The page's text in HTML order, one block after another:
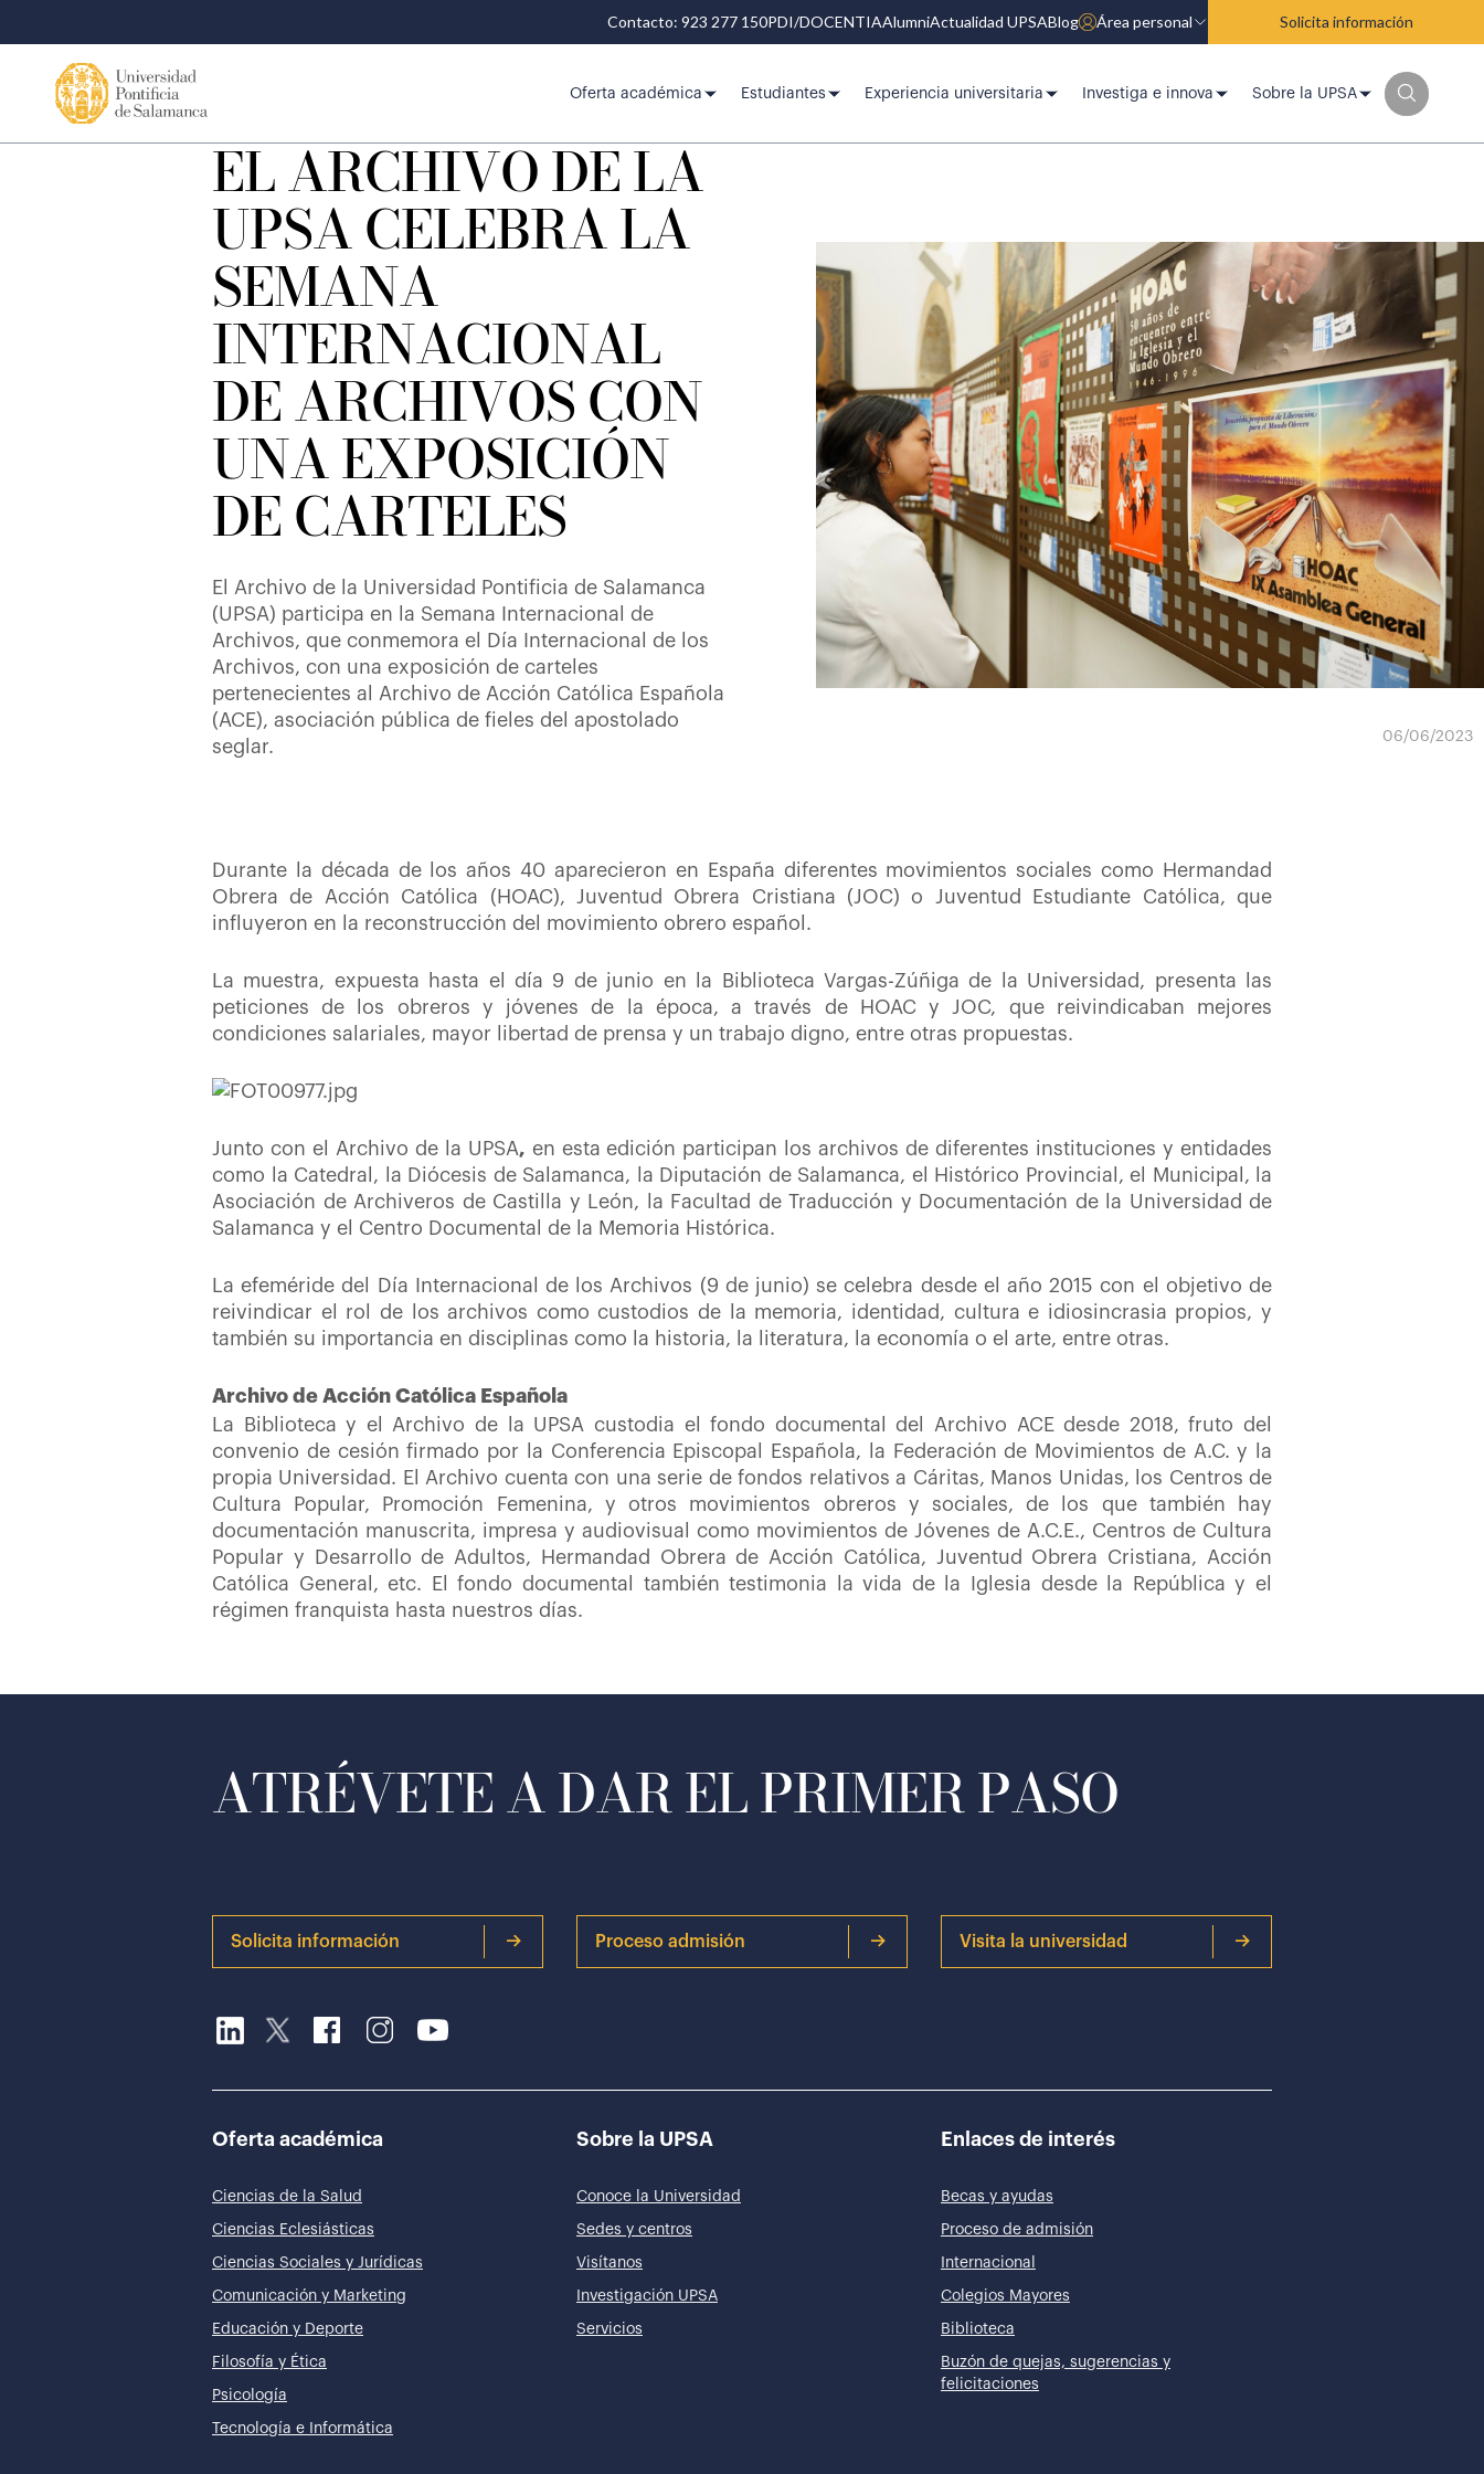
Contacto: 923 277 150PDI/DOCENTIAAlumniActualidad UPSABlog Área personal Solicita información
Oferta académica Estudiantes Experiencia universitaria Investiga e innova Sobre la UPSA
EL ARCHIVO DE LA
UPSA CELEBRA LA
SEMANA
INTERNACIONAL
DE ARCHIVOS CON
UNA EXPOSICIÓN
DE CARTELES
El Archivo de la Universidad Pontificia de Salamanca
(UPSA) participa en la Semana Internacional de
Archivos, que conmemora el Día Internacional de los
Archivos, con una exposición de carteles
pertenecientes al Archivo de Acción Católica Española
(ACE), asociación pública de fieles del apostolado
seglar.
06/06/2023
Durante la década de los años 40 aparecieron en España diferentes movimientos sociales como Hermandad
Obrera de Acción Católica (HOAC), Juventud Obrera Cristiana (JOC) o Juventud Estudiante Católica, que
influyeron en la reconstrucción del movimiento obrero español.
La muestra, expuesta hasta el día 9 de junio en la Biblioteca Vargas-Zúñiga de la Universidad, presenta las
peticiones de los obreros y jóvenes de la época, a través de HOAC y JOC, que reivindicaban mejores
condiciones salariales, mayor libertad de prensa y un trabajo digno, entre otras propuestas.
Junto con el Archivo de la UPSA, en esta edición participan los archivos de diferentes instituciones y entidades
como la Catedral, la Diócesis de Salamanca, la Diputación de Salamanca, el Histórico Provincial, el Municipal, la
Asociación de Archiveros de Castilla y León, la Facultad de Traducción y Documentación de la Universidad de
Salamanca y el Centro Documental de la Memoria Histórica.
La efeméride del Día Internacional de los Archivos (9 de junio) se celebra desde el año 2015 con el objetivo de
reivindicar el rol de los archivos como custodios de la memoria, identidad, cultura e idiosincrasia propios, y
también su importancia en disciplinas como la historia, la literatura, la economía o el arte, entre otras.
Archivo de Acción Católica Española
La Biblioteca y el Archivo de la UPSA custodia el fondo documental del Archivo ACE desde 2018, fruto del
convenio de cesión firmado por la Conferencia Episcopal Española, la Federación de Movimientos de A.C. y la
propia Universidad. El Archivo cuenta con una serie de fondos relativos a Cáritas, Manos Unidas, los Centros de
Cultura Popular, Promoción Femenina, y otros movimientos obreros y sociales, de los que también hay
documentación manuscrita, impresa y audiovisual como movimientos de Jóvenes de A.C.E., Centros de Cultura
Popular y Desarrollo de Adultos, Hermandad Obrera de Acción Católica, Juventud Obrera Cristiana, Acción
Católica General, etc. El fondo documental también testimonia la vida de la Iglesia desde la República y el
régimen franquista hasta nuestros días.
ATRÉVETE A DAR EL PRIMER PASO
Solicita información Proceso admisión Visita la universidad
Oferta académica
Ciencias de la Salud
Ciencias Eclesiásticas
Ciencias Sociales y Jurídicas
Comunicación y Marketing
Educación y Deporte
Filosofía y Ética
Psicología
Tecnología e Informática
Sobre la UPSA
Conoce la Universidad
Sedes y centros
Visítanos
Investigación UPSA
Servicios
Enlaces de interés
Becas y ayudas
Proceso de admisión
Internacional
Colegios Mayores
Biblioteca
Buzón de quejas, sugerencias y
felicitaciones